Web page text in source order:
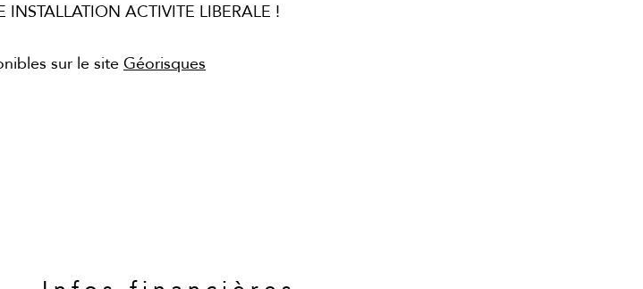
ACTIVITE LIBERALE !
sur le site Géorisques